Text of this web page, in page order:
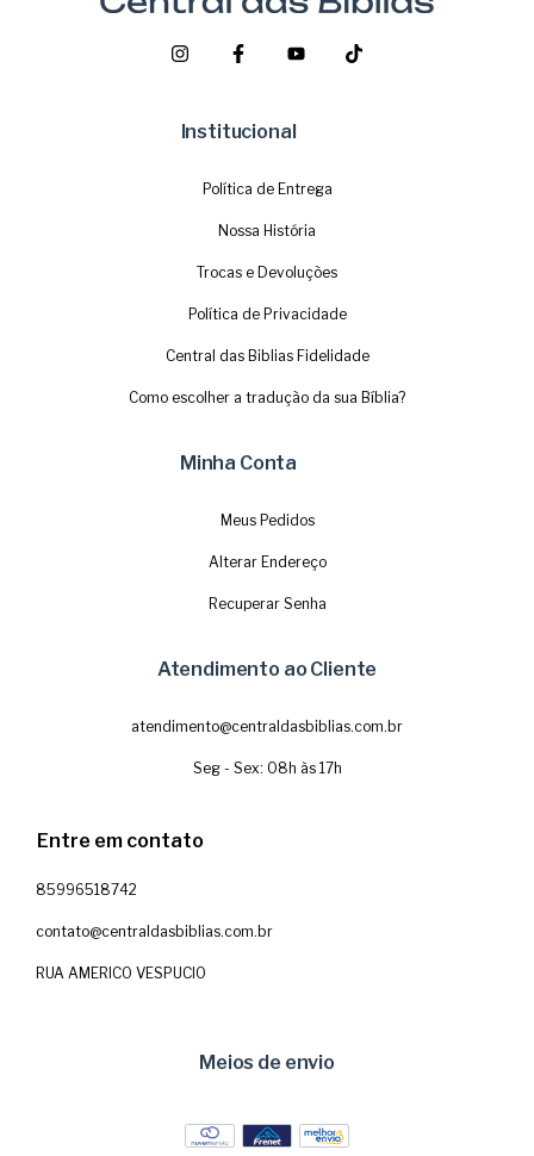
Institucional
Política de Entrega
Nossa História
Trocas e Devoluções
Política de Privacidade
Central das Biblias Fidelidade
Como escolher a tradução da sua Bíblia?
Minha Conta
Meus Pedidos
Alterar Endereço
Recuperar Senha
Atendimento ao Cliente
atendimento@centraldasbiblias.com.br
Seg - Sex: 08h às 17h
Entre em contato
85996518742
contato@centraldasbiblias.com.br
RUA AMERICO VESPUCIO
Meios de envio